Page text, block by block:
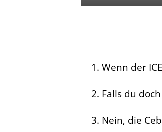
1. Wenn der
2. Falls du
3. Nein, die